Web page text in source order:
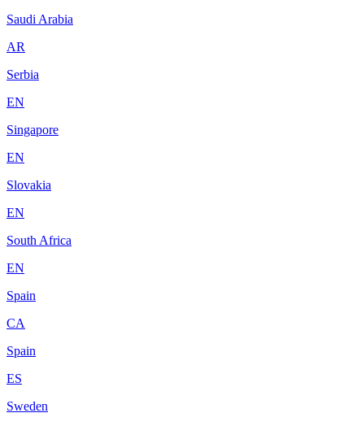
Saudi Arabia
AR
Serbia
EN
Singapore
EN
Slovakia
EN
South Africa
EN
Spain
CA
Spain
ES
Sweden